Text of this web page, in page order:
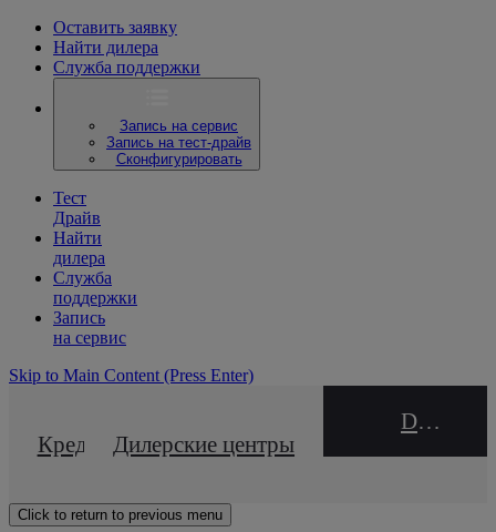
Оставить заявку
Найти дилера
Служба поддержки
Запись на сервис
Запись на тест-драйв
Сконфигурировать
Тест
Драйв
Найти
дилера
Служба
поддержки
Запись
на сервис
Skip to Main Content (Press Enter)
Кредитный калькулятор
Дилерские центры
DEALER NAME
Click to return to previous menu